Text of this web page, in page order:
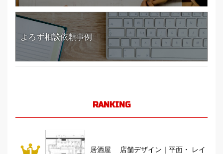
よろず相談依頼事例
RANKING
居酒屋 店舗デザイン｜平面・ レイ